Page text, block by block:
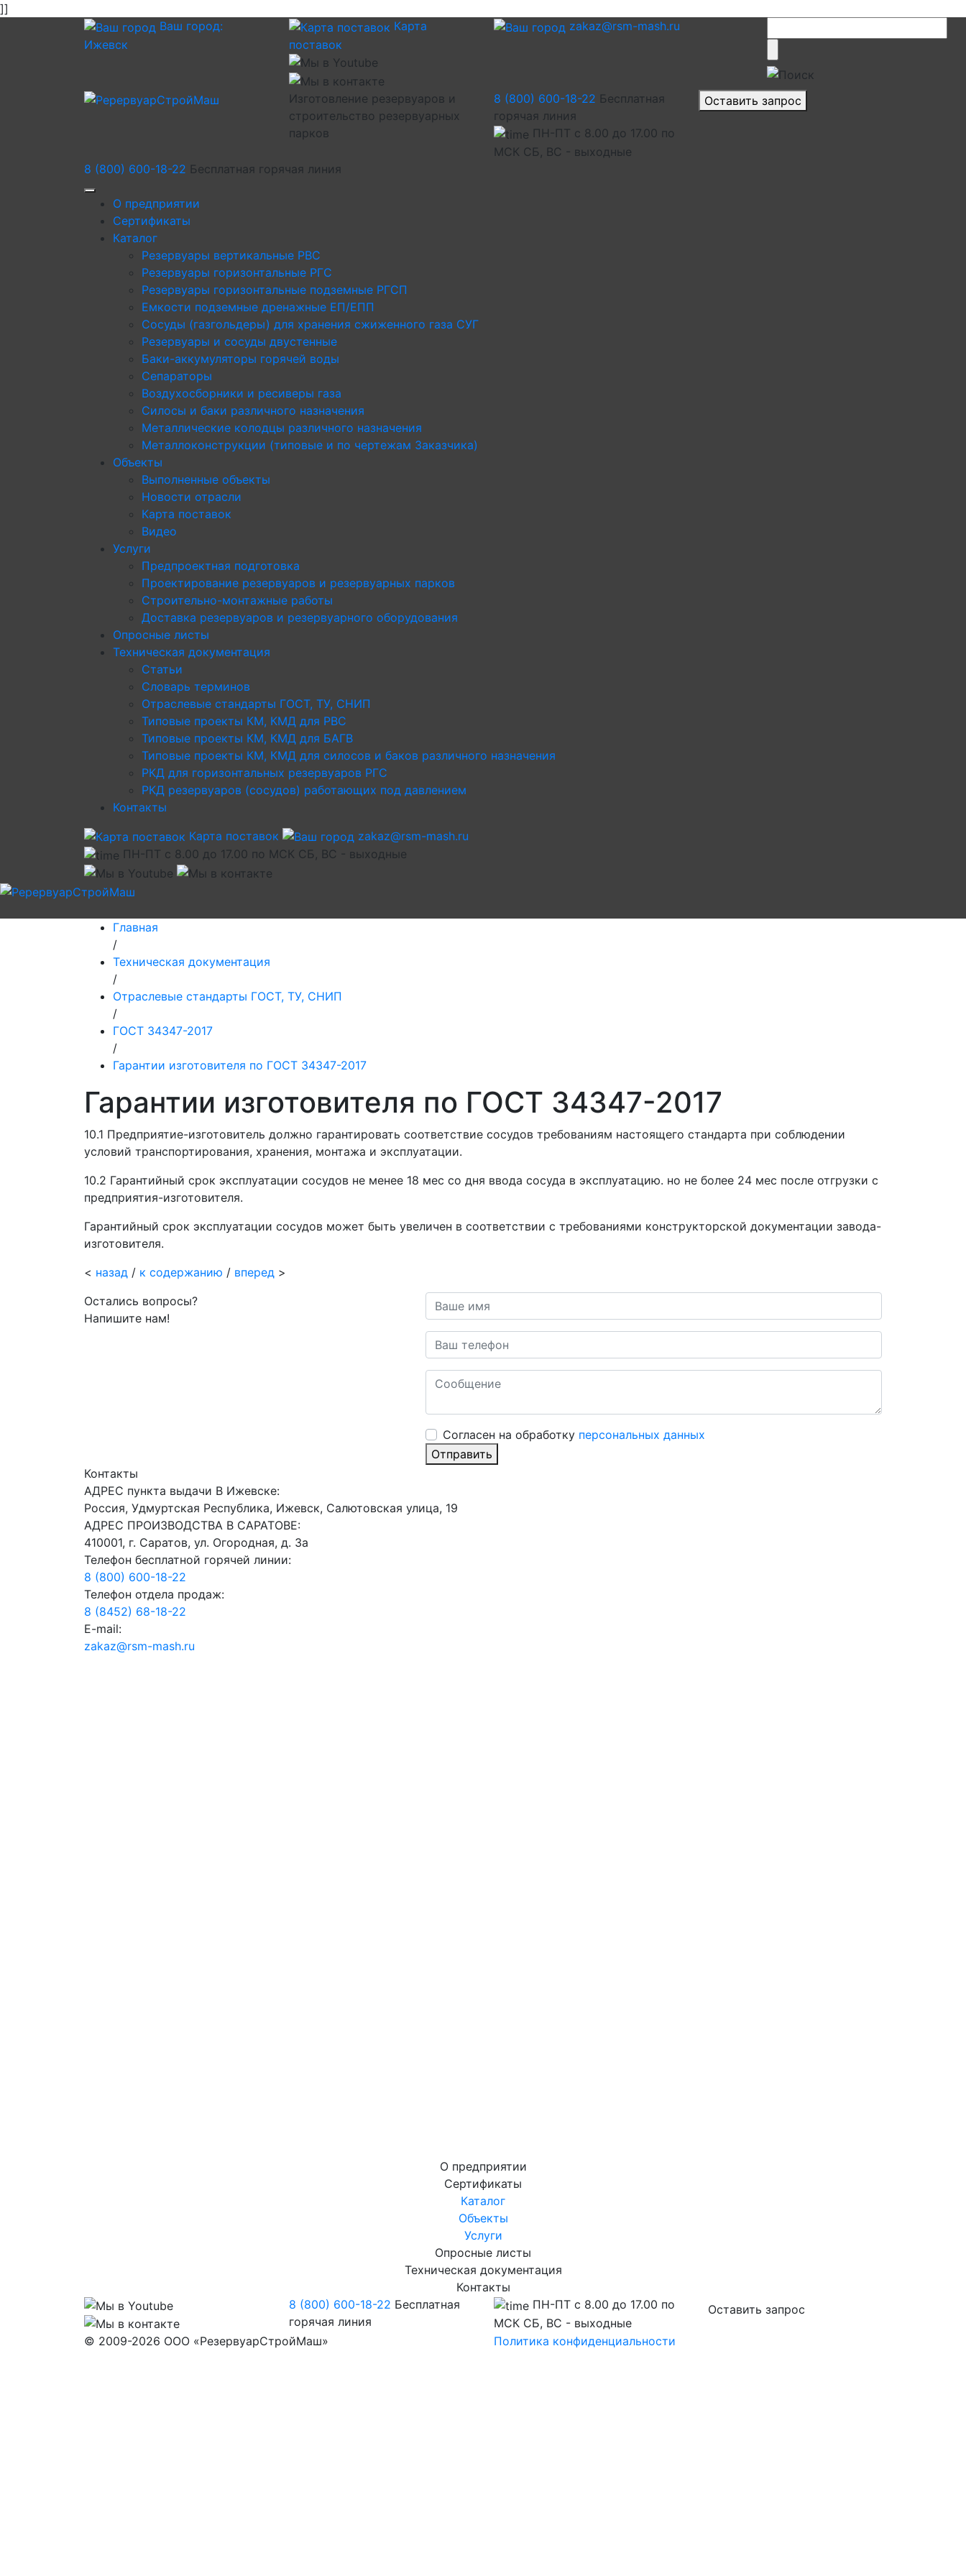
]]
Ваш город:
Ижевск
Карта
поставок
zakaz@rsm-mash.ru
Изготовление резервуаров и
строительство резервуарных
парков
8 (800) 600-18-22 Бесплатная
горячая линия
ПН-ПТ с 8.00 до 17.00 по
МСК СБ, ВС - выходные
Оставить запрос
8 (800) 600-18-22 Бесплатная горячая линия
О предприятии
Сертификаты
Каталог
Резервуары вертикальные РВС
Резервуары горизонтальные РГС
Резервуары горизонтальные подземные РГСП
Емкости подземные дренажные ЕП/ЕПП
Сосуды (газгольдеры) для хранения сжиженного газа СУГ
Резервуары и сосуды двустенные
Баки-аккумуляторы горячей воды
Сепараторы
Воздухосборники и ресиверы газа
Силосы и баки различного назначения
Металлические колодцы различного назначения
Металлоконструкции (типовые и по чертежам Заказчика)
Объекты
Выполненные объекты
Новости отрасли
Карта поставок
Видео
Услуги
Предпроектная подготовка
Проектирование резервуаров и резервуарных парков
Строительно-монтажные работы
Доставка резервуаров и резервуарного оборудования
Опросные листы
Техническая документация
Статьи
Словарь терминов
Отраслевые стандарты ГОСТ, ТУ, СНИП
Типовые проекты КМ, КМД для РВС
Типовые проекты КМ, КМД для БАГВ
Типовые проекты КМ, КМД для силосов и баков различного назначения
РКД для горизонтальных резервуаров РГС
РКД резервуаров (сосудов) работающих под давлением
Контакты
Карта поставок
zakaz@rsm-mash.ru
ПН-ПТ с 8.00 до 17.00 по МСК СБ, ВС - выходные
Главная
/
Техническая документация
/
Отраслевые стандарты ГОСТ, ТУ, СНИП
/
ГОСТ 34347-2017
/
Гарантии изготовителя по ГОСТ 34347-2017
Гарантии изготовителя по ГОСТ 34347-2017
10.1 Предприятие-изготовитель должно гарантировать соответствие сосудов требованиям настоящего стандарта при соблюдении
условий транспортирования, хранения, монтажа и эксплуатации.
10.2 Гарантийный срок эксплуатации сосудов не менее 18 мес со дня ввода сосуда в эксплуатацию. но не более 24 мес после отгрузки с
предприятия-изготовителя.
Гарантийный срок эксплуатации сосудов может быть увеличен в соответствии с требованиями конструкторской документации завода-
изготовителя.
< назад / к содержанию / вперед >
Остались вопросы?
Напишите нам!
Cогласен на обработку персональных данных
Отправить
Контакты
АДРЕС пункта выдачи В Ижевске:
Россия, Удмуртская Республика, Ижевск, Салютовская улица, 19
АДРЕС ПРОИЗВОДСТВА В САРАТОВЕ:
410001, г. Саратов, ул. Огородная, д. 3а
Телефон бесплатной горячей линии:
8 (800) 600-18-22
Телефон отдела продаж:
8 (8452) 68-18-22
E-mail:
zakaz@rsm-mash.ru
О предприятии
Сертификаты
Каталог
Объекты
Услуги
Опросные листы
Техническая документация
Контакты
8 (800) 600-18-22 Бесплатная
горячая линия
ПН-ПТ с 8.00 до 17.00 по
МСК СБ, ВС - выходные
Оставить запрос
© 2009-2026 ООО «РезервуарСтройМаш» Политика конфиденциальности